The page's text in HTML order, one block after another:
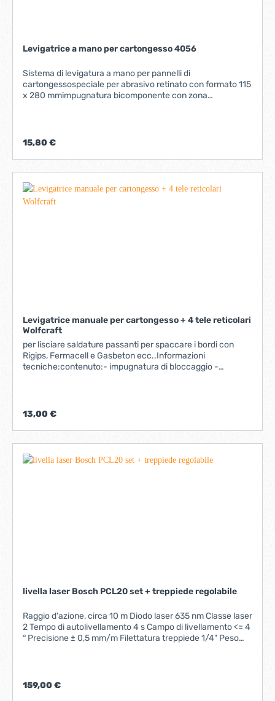
Levigatrice a mano per cartongesso 4056
Sistema di levigatura a mano per pannelli di
cartongessospeciale per abrasivo retinato con formato 115
x 280 mmimpugnatura bicomponente con zona
15,80 €
Levigatrice manuale per cartongesso + 4 tele reticolari
Wolfcraft
per lisciare saldature passanti per spaccare i bordi con
Rigips, Fermacell e Gasbeton ecc..Informazioni
tecniche:contenuto:- impugnatura di bloccaggio -
13,00 €
livella laser Bosch PCL20 set + treppiede regolabile
Raggio d'azione, circa 10 m Diodo laser 635 nm Classe laser
2 Tempo di autolivellamento 4 s Campo di livellamento <= 4
° Precisione ± 0,5 mm/m Filettatura treppiede 1/4" Peso
159,00 €